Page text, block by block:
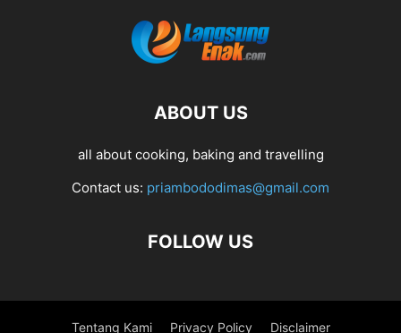
ABOUT US
all about cooking, baking and travelling
Contact us: priambododimas@gmail.com
FOLLOW US
Tentang Kami Privacy Policy Disclaimer